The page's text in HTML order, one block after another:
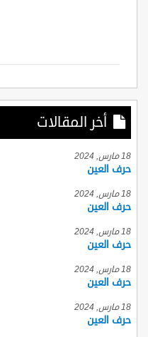
أخر المقالات
18 مارس, 2024
حرف العين
18 مارس, 2024
حرف العين
18 مارس, 2024
حرف العين
18 مارس, 2024
حرف العين
18 مارس, 2024
حرف العين